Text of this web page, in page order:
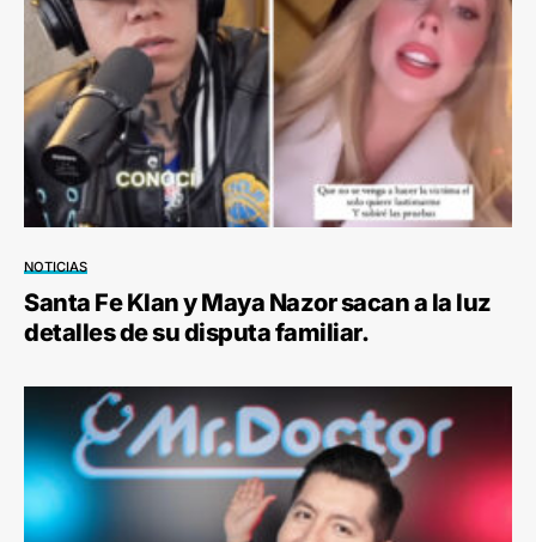
NOTICIAS
Santa Fe Klan y Maya Nazor sacan a la luz
detalles de su disputa familiar.